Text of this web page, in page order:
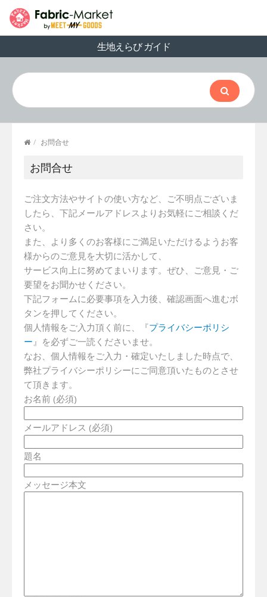
生地えらび ガイド
/ お問合せ
お問合せ
ご注文方法やサイトの使い方など、ご不明点ございま
したら、下記メールアドレスよりお気軽にご相談くだ
さい。
また、より多くのお客様にご満足いただけるようお客
様からのご意見を大切に活かして、
サービス向上に努めてまいります。ぜひ、ご意見・ご
要望をお聞かせください。
下記フォームに必要事項を入力後、確認画面へ進むボ
タンを押してください。
個人情報をご入力頂く前に、『プライバシーポリシ
ー』を必ずご一読くださいませ。
なお、個人情報をご入力・確定いたしました時点で、
弊社プライバシーポリシーにご同意頂いたものとさせ
て頂きます。
お名前 (必須)
メールアドレス (必須)
題名
メッセージ本文